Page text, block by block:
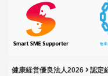
健康経営優良法人2026
認定